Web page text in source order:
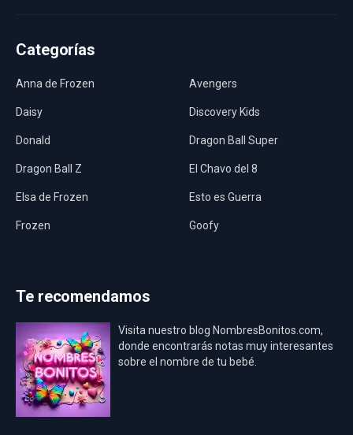
Categorías
Anna de Frozen Avengers
Daisy Discovery Kids
Donald Dragon Ball Super
Dragon Ball Z El Chavo del 8
Elsa de Frozen Esto es Guerra
Frozen Goofy
Los Minions Los Vengadores
Mario Bros Mi Villano Favorito
Mickey Mouse
Te recomendamos
Visita nuestro blog NombresBonitos.com,
donde encontrarás notas muy interesantes
sobre el nombre de tu bebé.